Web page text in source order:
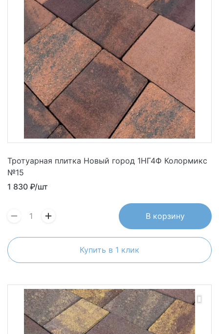
Тротуарная плитка Новый город 1НГ4Ф Колормикс
№15
1 830 ₽/шт
В корзину
Купить в 1 клик